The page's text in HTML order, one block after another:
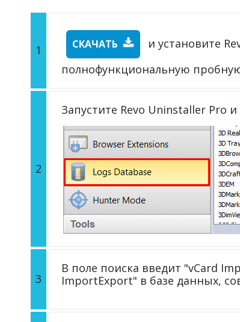
1 СКАЧАТЬ
и установите
полнофункциональную
2
Запустите Revo Uninstaller Pro
3
В поле поиска введит "vCard
ImportExport" в базе данных,